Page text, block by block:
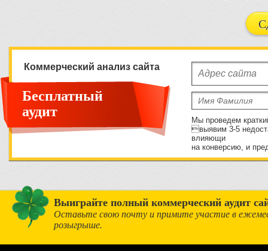
Коммерческий анализ сайта
Бесплатный
аудит
Мы проведем
выявим 3-5
влияющи
на конверсию, и
Выиграйте полный коммерческий аудит
Оставьте свою почту и примите участие в
розыгрыше.